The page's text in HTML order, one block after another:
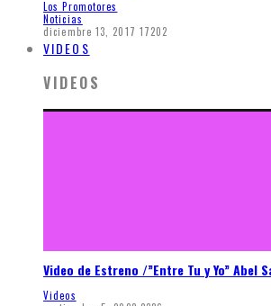
Los Promotores
Noticias
diciembre 13, 2017 17202
VIDEOS
VIDEOS
Video de Estreno /”Entre Tu y Yo” Abel
Videos